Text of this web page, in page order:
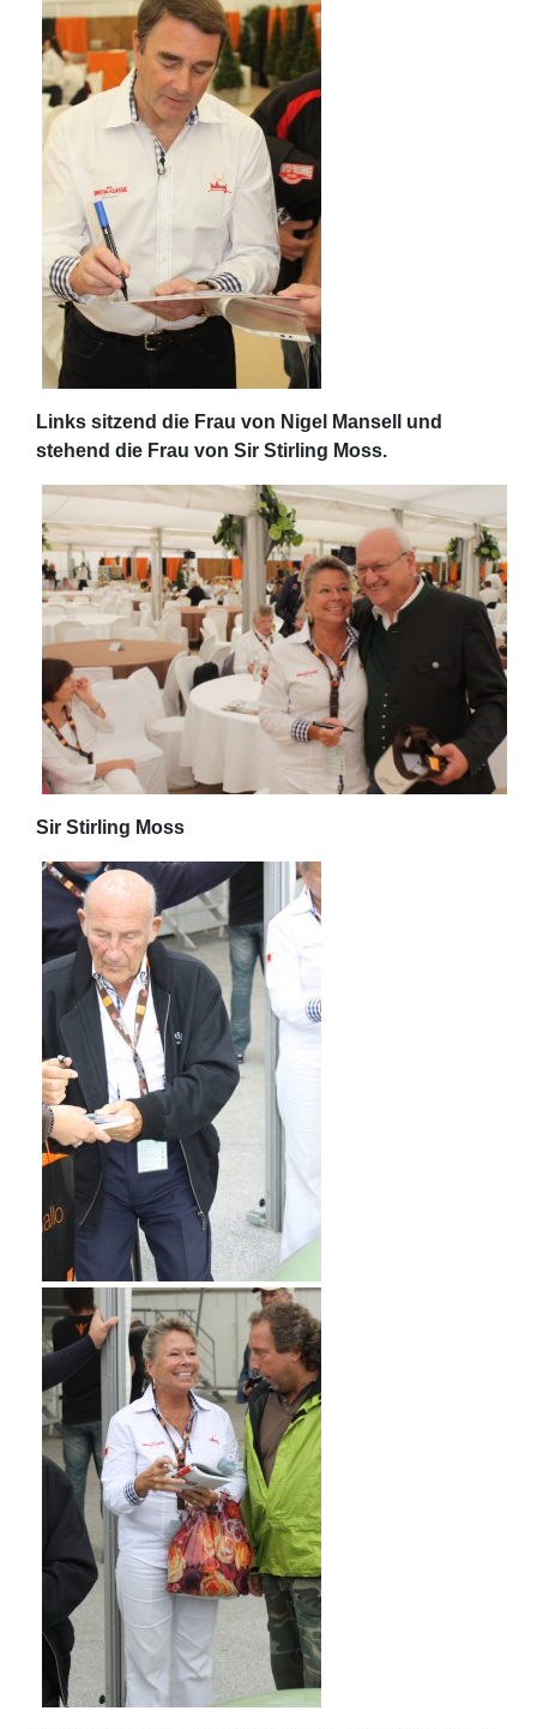
Links sitzend die Frau von Nigel Mansell und
stehend die Frau von Sir Stirling Moss.
Sir Stirling Moss